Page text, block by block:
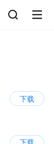
下载